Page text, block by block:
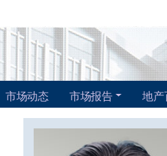
市场动态 市场报告 地产